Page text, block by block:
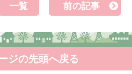
一覧 前の記事
ジの先頭へ戻る